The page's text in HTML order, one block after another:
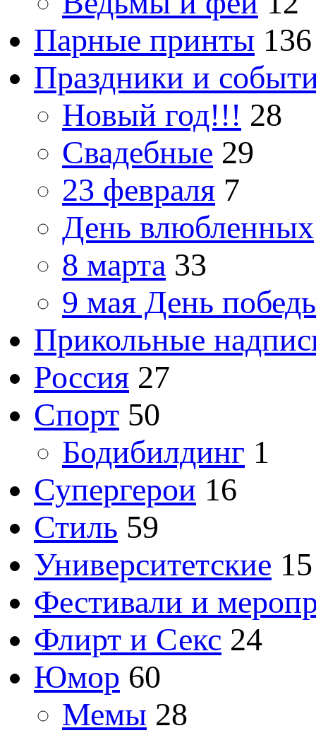
Парные принты 136
Праздники и
Новый год!!! 28
Свадебные 29
23 февраля 7
День влюбленных
8 марта 33
9 мая День
Прикольные
Россия 27
Спорт 50
Бодибилдинг 1
Супергерои 16
Стиль 59
Университетские 15
Фестивали и
Флирт и Секс 24
Юмор 60
Мемы 28